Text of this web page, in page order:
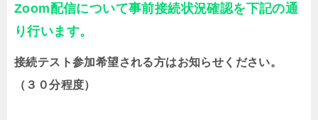
Zoom配信について事前接続状況確認を下記の通
り行います。
接続テスト参加希望される方はお知らせください。
（３０分程度）